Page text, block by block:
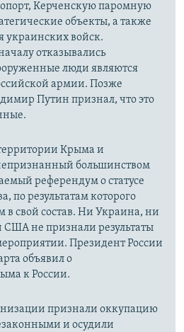
Керченскую паромную
объекты, а также
украинских войск.
отказывались
люди являются
армии. Позже
Путин признал, что это
Крыма и
большинством
референдум о статусе
по результатам которого
в свой состав. Ни Украина, ни
не признали результаты
Президент России
объявил о
к России.
признали оккупацию
и осудили